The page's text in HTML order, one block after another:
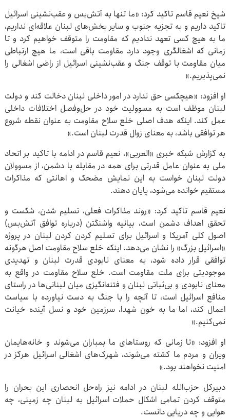
شیخ نعیم قاسم تاکید کرد: «ما تنها به آتش‌بس و عقب‌نشینی اسرائیل
تاکید داریم و به تجزیه جنوب و سایر بخش‌های لبنان علاقه‌ای نداریم،
ما به هیچ کسی تعهد ندادیم که مقاومت را متوقف خواهیم کرد و تا
زمانی که اشغالگری وجود دارد مقاومت باقی است، ما هیچ ارتباطی
میان مقاومت با توقف جنگ و عقب‌نشینی اسرائیل از راضی اشغالی را
نمی‌پذیریم.»
او افزود: «هیچکسی حق ندارد در امور داخلی لبنان دخالت کند و دولت
لبنان موظف است به مسوولیت خود در حل‌وفصل اختلافات داخلی
عمل کند. اینکه هدف اصلی خلع سلاح مقاومت به عنوان نقطه شروع
هر توافقی باشد، به معنای زوال قدرت لبنان است.»
به گزارش شبکه خبری «العربی»، نعیم قاسم در ادامه با تاکید بر اتحاد
ملی به عنوان عامل قدرتی برای همه در مقابله با دشمن، از مسوولان
دولت لبنان خواست به این نمایش مضحک و اهانتی که مذاکرات
مستقیم خوانده می‌شود، پایان دهند.
نعیم قاسم تاکید کرد: «روند مذاکرات فعلی، تسلیم شدن، شکست و
تحقق اهداف دشمن است، بیانیه واشنگتن (درباره توافق آتش‌بس)
اصول کلی آمریکا و اسرائیل برای تسلیم کردن کردن لبنان در پروژه
«اسرائیل بزرگ» را نشان می‌دهد. اینکه خلع سلاح مقاومت اصل هرگونه
توافقی قرار داده شود، به معنای نابودی قدرت لبنان و تهدیدی
موجودیتی برای ملت مقاومت است. خلع سلاح مقاومت در واقع به
معنای نابودی و بی‌ثباتی لبنان و فتنه‌انگیزی میان لبنانی‌ها در راستای
منافع اسرائیل است، تا آنچه را با جنگ به دست نیاورده با سیاست
اعمال کند، اما ما به خون شهدا، سرزمین خود و نسل آینده خیانت
نمی‌کنیم.»
او افزود: «تا زمانی که روستاهای ما بمباران می‌شوند و خانه‌هایمان
ویران و مردم ما کشته می‌شوند، شهرک‌های اشغالی اسرائیل هرگز در
امنیت نخواهند بود.»
دبیرکل حزب‌الله لبنان در ادامه نیز راه‌حل انحصاری این بحران را
متوقف کردن تمامی اشکال حملات اسرائیل به لبنان چه زمینی، چه
هوایی و چه دریایی دانست.